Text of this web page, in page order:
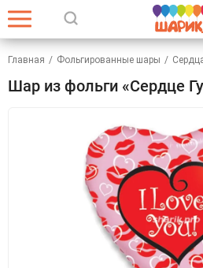
Главная / Фольгированные шары /
Шар из фольги «Сердце